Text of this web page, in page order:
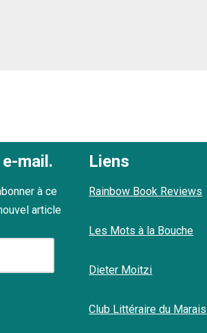
mail.
à ce
article
Liens
Rainbow Book Reviews
Les Mots à la Bouche
Dieter Moitzi
Club Littéraire du Marais